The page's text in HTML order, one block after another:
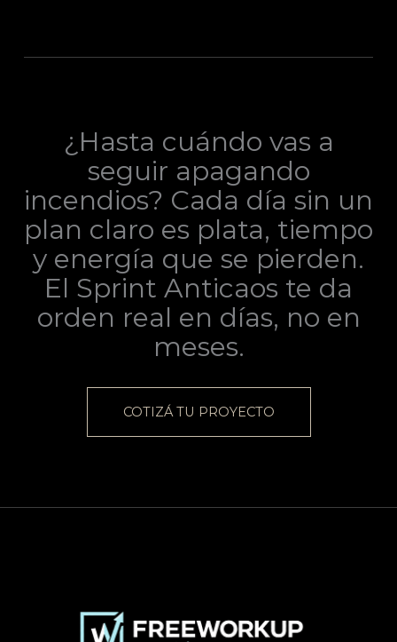
¿Hasta cuándo vas a
seguir apagando
incendios? Cada día sin un
plan claro es plata, tiempo
y energía que se pierden.
El Sprint Anticaos te da
orden real en días, no en
meses.
COTIZÁ TU PROYECTO